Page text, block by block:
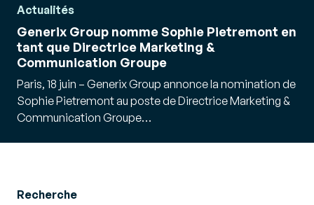
Actualités
Generix Group nomme Sophie Pietremont en
tant que Directrice Marketing &
Communication Groupe
Paris, 18 juin – Generix Group annonce la nomination de
Sophie Pietremont au poste de Directrice Marketing &
Communication Groupe…
Recherche